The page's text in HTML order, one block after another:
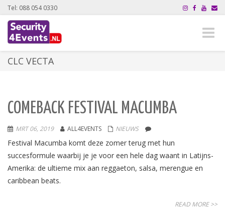
Tel: 088 054 0330
Toggle
CLC VECTA
COMEBACK FESTIVAL MACUMBA
MRT 06, 2019 ALL4EVENTS NIEUWS
Festival Macumba komt deze zomer terug met hun
succesformule waarbij je je voor een hele dag waant in Latijns-
Amerika: de ultieme mix aan reggaeton, salsa, merengue en
caribbean beats.
READ MORE >>